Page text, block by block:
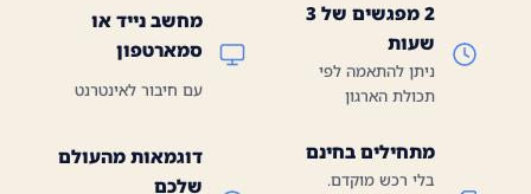
2 מפגשים של 3
שעות
ניתן להתאמה לפי
תכולת הארגון
מחשב נייד או
סמארטפון
עם חיבור לאינטרנט
מתחילים בחינם
בלי רכש מוקדם.
דוגמאות מהעולם
שלכם